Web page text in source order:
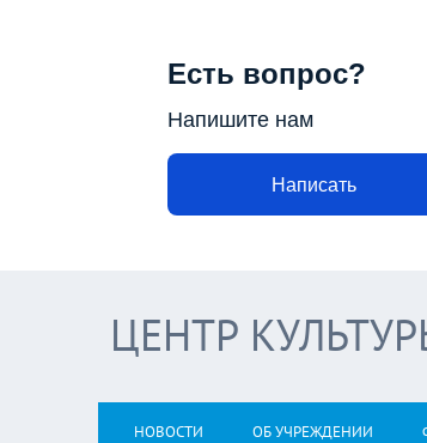
Есть вопрос?
Напишите нам
Написать
ЦЕНТР
НОВОСТИ ОБ УЧРЕЖДЕНИИ